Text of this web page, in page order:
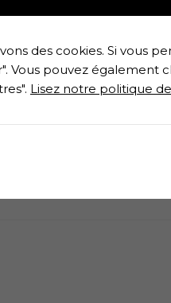
points qui touchent tous
la veille)
au lieu de 105 € (prix
des cookies. Si vous
Vous pouvez également
Lisez notre politique